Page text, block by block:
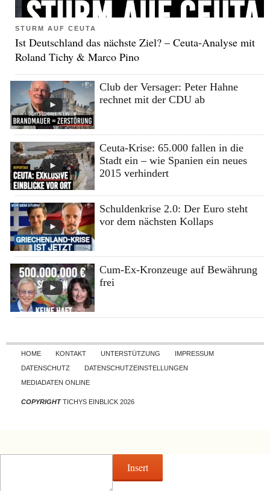
STURM AUF CEUTA
Ist Deutschland das nächste Ziel? – Ceuta-Analyse mit
Roland Tichy & Marco Pino
Club der Versager: Peter Hahne
rechnet mit der CDU ab
Ceuta-Krise: 65.000 fallen in die
Stadt ein – wie Spanien ein neues
2015 verhindert
Schuldenkrise 2.0: Der Euro steht
vor dem nächsten Kollaps
Cum-Ex-Kronzeuge auf Bewährung
frei
Skip to content
HOME KONTAKT UNTERSTÜTZUNG
IMPRESSUM
DATENSCHUTZ
DATENSCHUTZEINSTELLUNGEN
MEDIADATEN ONLINE
COPYRIGHTTICHYS EINBLICK 2026
Insert